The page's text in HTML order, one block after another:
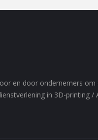
en door ondernemers
in 3D-printing